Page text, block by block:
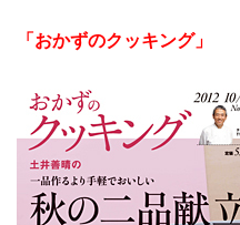
「おかずのクッキング」